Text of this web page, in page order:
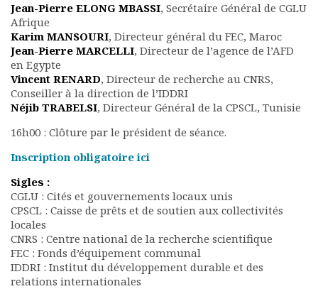
Jean-Pierre ELONG MBASSI, Secrétaire Général de CGLU
Afrique
Karim MANSOURI, Directeur général du FEC, Maroc
Jean-Pierre MARCELLI, Directeur de l’agence de l’AFD
en Egypte
Vincent RENARD, Directeur de recherche au CNRS,
Conseiller à la direction de l’IDDRI
Néjib TRABELSI, Directeur Général de la CPSCL, Tunisie
16h00 : Clôture par le président de séance.
Inscription obligatoire ici
Sigles :
CGLU : Cités et gouvernements locaux unis
CPSCL : Caisse de prêts et de soutien aux collectivités
locales
CNRS : Centre national de la recherche scientifique
FEC : Fonds d’équipement communal
IDDRI : Institut du développement durable et des
relations internationales